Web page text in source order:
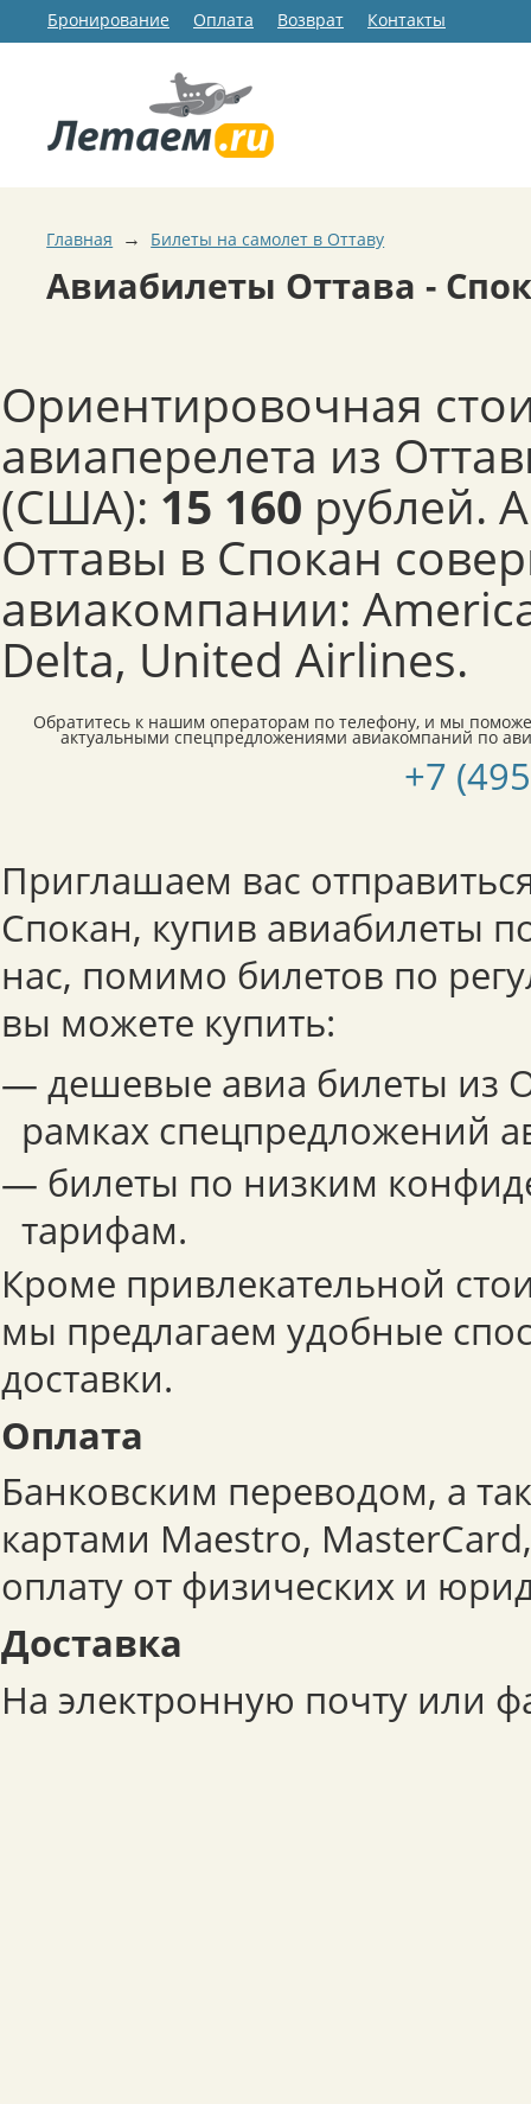
Бронирование Оплата Возврат Контакты
Главная → Билеты на самолет в Оттаву
Авиабилеты Оттава -
Ориентировочная
авиаперелета из
(США): 15 160 рублей.
Оттавы в Спокан
авиакомпании:
Delta, United Airlines.
Обратитесь к нашим операторам по телефону, и мы
актуальными спецпредложениями авиакомпаний по
+7
Приглашаем вас
Спокан, купив авиабилеты
нас, помимо билетов по
вы можете купить:
— дешевые авиа билеты из
рамках спецпредложений
— билеты по низким
тарифам.
Кроме привлекательной
мы предлагаем удобные
доставки.
Оплата
Банковским переводом, а
картами Maestro,
оплату от физических и
Доставка
На электронную почту или